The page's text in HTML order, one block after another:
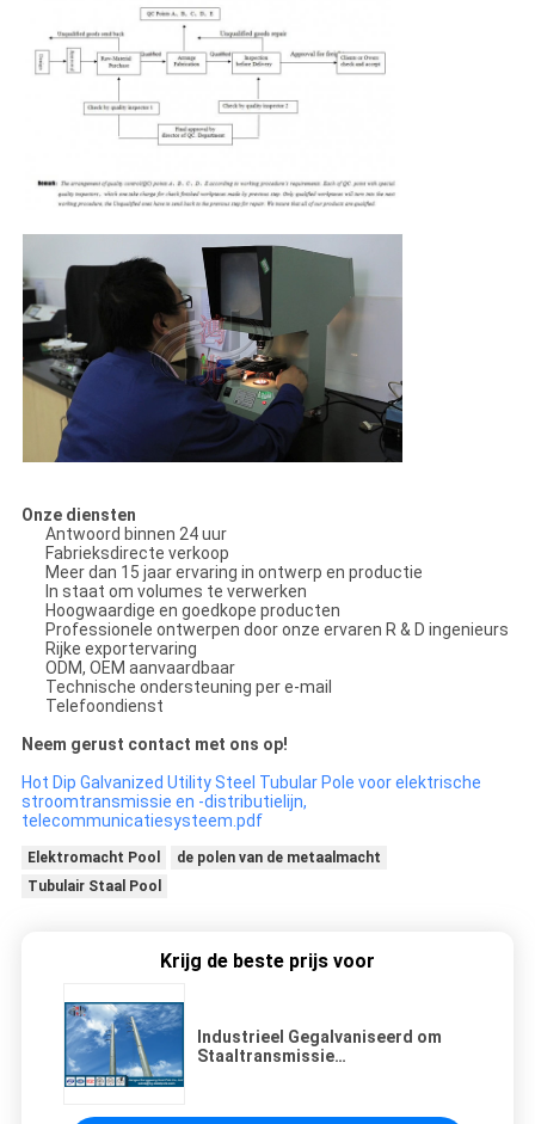
Onze diensten
Antwoord binnen 24 uur
Fabrieksdirecte verkoop
Meer dan 15 jaar ervaring in ontwerp en productie
In staat om volumes te verwerken
Hoogwaardige en goedkope producten
Professionele ontwerpen door onze ervaren R & D ingenieurs
Rijke exportervaring
ODM, OEM aanvaardbaar
Technische ondersteuning per e-mail
Telefoondienst
Neem gerust contact met ons op!
Hot Dip Galvanized Utility Steel Tubular Pole voor elektrische
stroomtransmissie en -distributielijn,
telecommunicatiesysteem.pdf
Elektromacht Pool
de polen van de metaalmacht
Tubulair Staal Pool
Krijg de beste prijs voor
Industrieel Gegalvaniseerd om
Staaltransmissie